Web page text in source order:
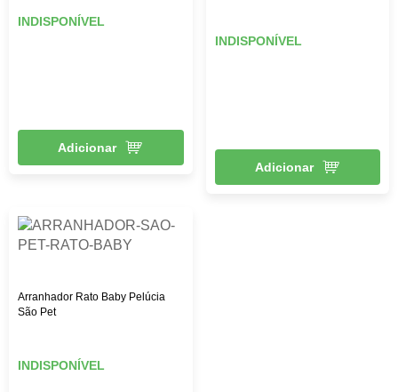
INDISPONÍVEL
Adicionar
INDISPONÍVEL
Adicionar
Arranhador Rato Baby Pelúcia
São Pet
INDISPONÍVEL